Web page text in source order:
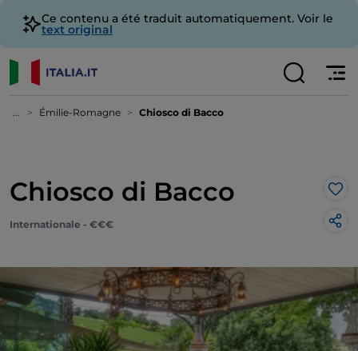
Ce contenu a été traduit automatiquement. Voir le
text original
... Émilie-Romagne Chiosco di Bacco
Chiosco di Bacco
Internationale - €€€